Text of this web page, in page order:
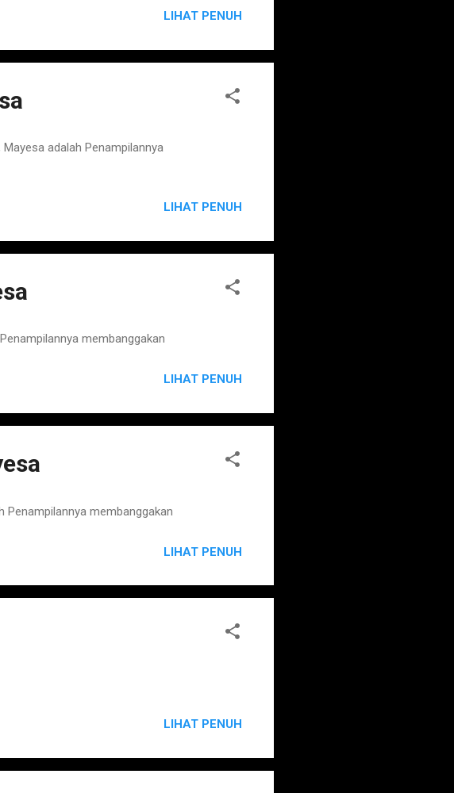
LIHAT PENUH
adalah Penampilannya
LIHAT PENUH
membanggakan
LIHAT PENUH
Penampilannya membanggakan
LIHAT PENUH
LIHAT PENUH